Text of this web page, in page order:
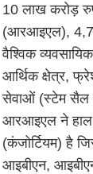
10 लाख करोड़
(आरआइएल),
वैश्विक
आर्थिक क्षेत्र,
सेवाओं (स्टेम सैल
आरआइएल ने हाल
(कंजोर्टियम) है
आइबीएन,